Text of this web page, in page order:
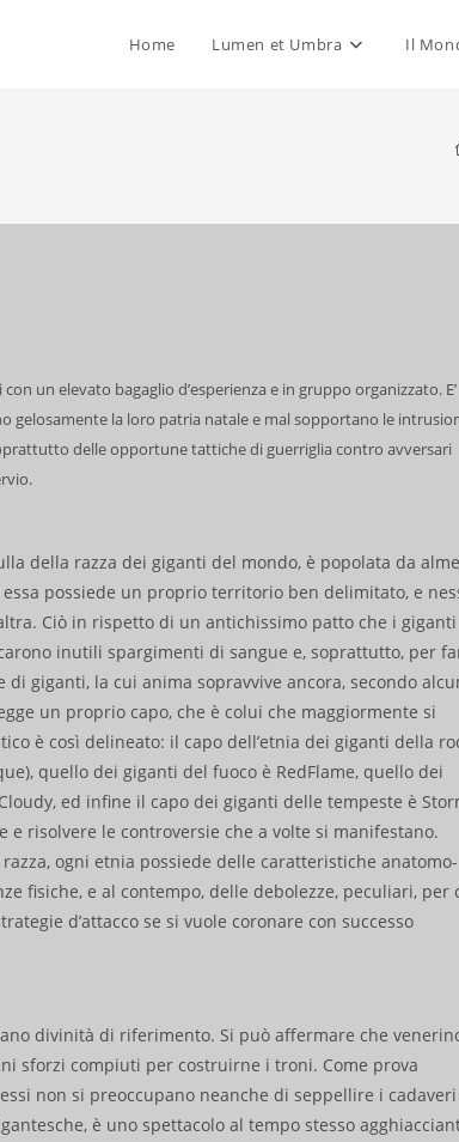
Home Lumen et Umbra Il
un elevato bagaglio d’esperienza e in gruppo organizzato. E’
gelosamente la loro patria natale e mal sopportano le
delle opportune tattiche di guerriglia contro avversari
della razza dei giganti del mondo, è popolata da
possiede un proprio territorio ben delimitato, e
Ciò in rispetto di un antichissimo patto che i giganti
inutili spargimenti di sangue e, soprattutto, per
giganti, la cui anima sopravvive ancora, secondo
un proprio capo, che è colui che maggiormente si
è così delineato: il capo dell’etnia dei giganti della
quello dei giganti del fuoco è RedFlame, quello dei
ed infine il capo dei giganti delle tempeste è
risolvere le controversie che a volte si manifestano.
ogni etnia possiede delle caratteristiche anatomo-
fisiche, e al contempo, delle debolezze, peculiari, per
d’attacco se si vuole coronare con successo
divinità di riferimento. Si può affermare che
sforzi compiuti per costruirne i troni. Come prova
non si preoccupano neanche di seppellire i
è uno spettacolo al tempo stesso